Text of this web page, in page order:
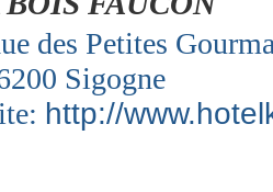
des Petites
Sigogne
http://